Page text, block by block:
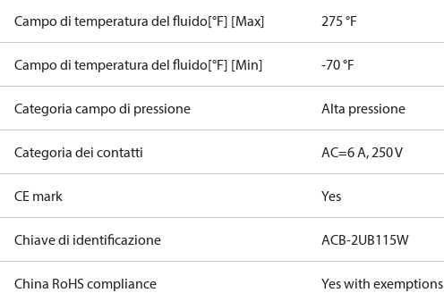
Campo di temperatura del fluido[°F] [Max] 275 °F
Campo di temperatura del fluido[°F] [Min] -70 °F
Categoria campo di pressione Alta pressione
Categoria dei contatti AC=6 A, 250 V
CE mark Yes
Chiave di identificazione ACB-2UB115W
China RoHS compliance Yes with exemptions